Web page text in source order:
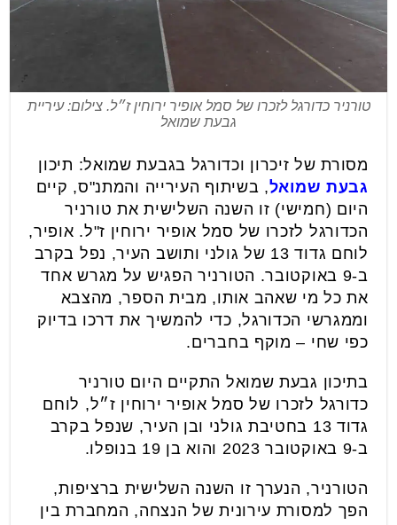
טורניר כדורגל לזכרו של סמל אופיר ירוחין ז״ל. צילום: עיריית
גבעת שמואל
מסורת של זיכרון וכדורגל בגבעת שמואל: תיכון
גבעת שמואל, בשיתוף העירייה והמתנ"ס, קיים
היום (חמישי) זו השנה השלישית את טורניר
הכדורגל לזכרו של סמל אופיר ירוחין ז"ל. אופיר,
לוחם גדוד 13 של גולני ותושב העיר, נפל בקרב
ב-9 באוקטובר. הטורניר הפגיש על מגרש אחד
את כל מי שאהב אותו, מבית הספר, מהצבא
וממגרשי הכדורגל, כדי להמשיך את דרכו בדיוק
כפי שחי – מוקף בחברים.
בתיכון גבעת שמואל התקיים היום טורניר
כדורגל לזכרו של סמל אופיר ירוחין ז״ל, לוחם
גדוד 13 בחטיבת גולני ובן העיר, שנפל בקרב
ב-9 באוקטובר 2023 והוא בן 19 בנופלו.
הטורניר, הנערך זו השנה השלישית ברציפות,
הפך למסורת עירונית של הנצחה, המחברת בין